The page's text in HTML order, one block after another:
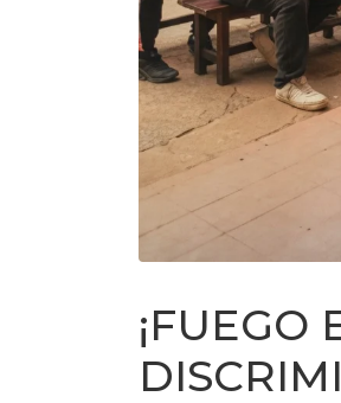
¡FUEGO